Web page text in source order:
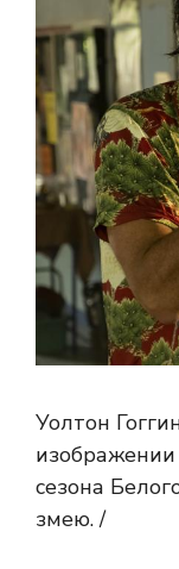
Уолтон
изображении
сезона
змею. /